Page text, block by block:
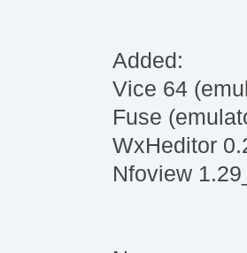
Added:
Vice 64
Fuse
WxHeditor
Nfoview